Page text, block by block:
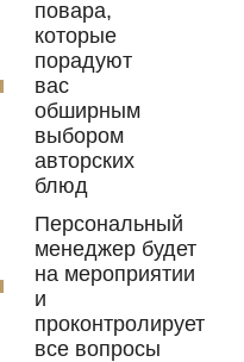
повара,
которые
порадуют
вас
обширным
выбором
авторских
блюд
Персональный
менеджер будет
на мероприятии
и
проконтролирует
все вопросы